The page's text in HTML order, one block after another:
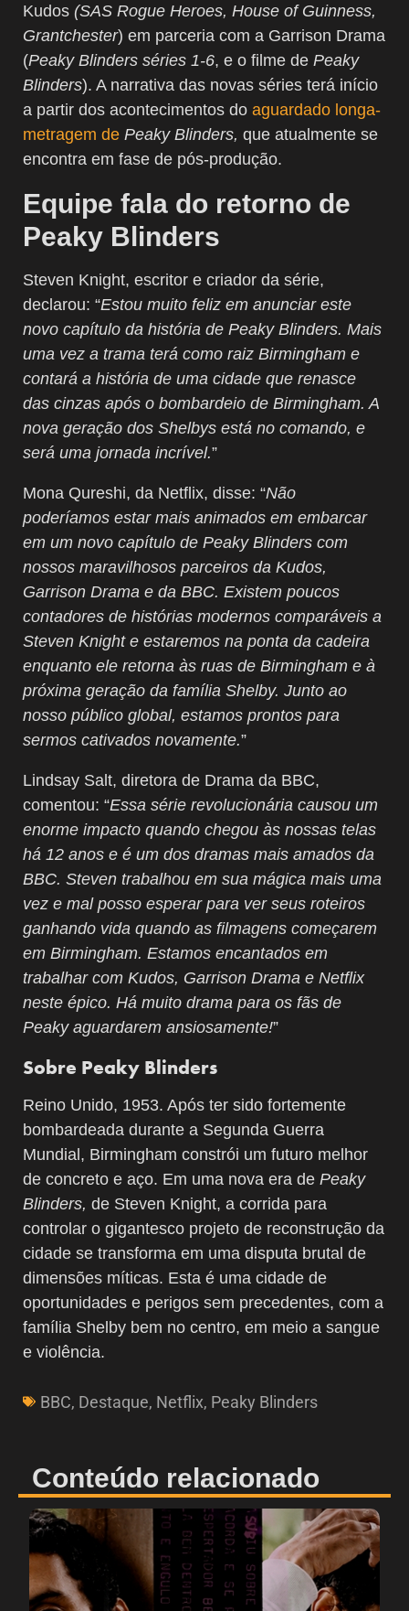
Kudos (SAS Rogue Heroes, House of Guinness,
Grantchester) em parceria com a Garrison Drama
(Peaky Blinders séries 1-6, e o filme de Peaky
Blinders). A narrativa das novas séries terá início
a partir dos acontecimentos do aguardado longa-
metragem de Peaky Blinders, que atualmente se
encontra em fase de pós-produção.
Equipe fala do retorno de
Peaky Blinders
Steven Knight, escritor e criador da série,
declarou: “Estou muito feliz em anunciar este
novo capítulo da história de Peaky Blinders. Mais
uma vez a trama terá como raiz Birmingham e
contará a história de uma cidade que renasce
das cinzas após o bombardeio de Birmingham. A
nova geração dos Shelbys está no comando, e
será uma jornada incrível.”
Mona Qureshi, da Netflix, disse: “Não
poderíamos estar mais animados em embarcar
em um novo capítulo de Peaky Blinders com
nossos maravilhosos parceiros da Kudos,
Garrison Drama e da BBC. Existem poucos
contadores de histórias modernos comparáveis a
Steven Knight e estaremos na ponta da cadeira
enquanto ele retorna às ruas de Birmingham e à
próxima geração da família Shelby. Junto ao
nosso público global, estamos prontos para
sermos cativados novamente.”
Lindsay Salt, diretora de Drama da BBC,
comentou: “Essa série revolucionária causou um
enorme impacto quando chegou às nossas telas
há 12 anos e é um dos dramas mais amados da
BBC. Steven trabalhou em sua mágica mais uma
vez e mal posso esperar para ver seus roteiros
ganhando vida quando as filmagens começarem
em Birmingham. Estamos encantados em
trabalhar com Kudos, Garrison Drama e Netflix
neste épico. Há muito drama para os fãs de
Peaky aguardarem ansiosamente!”
Sobre Peaky Blinders
Reino Unido, 1953. Após ter sido fortemente
bombardeada durante a Segunda Guerra
Mundial, Birmingham constrói um futuro melhor
de concreto e aço. Em uma nova era de Peaky
Blinders, de Steven Knight, a corrida para
controlar o gigantesco projeto de reconstrução da
cidade se transforma em uma disputa brutal de
dimensões míticas. Esta é uma cidade de
oportunidades e perigos sem precedentes, com a
família Shelby bem no centro, em meio a sangue
e violência.
BBC, Destaque, Netflix, Peaky Blinders
Conteúdo relacionado